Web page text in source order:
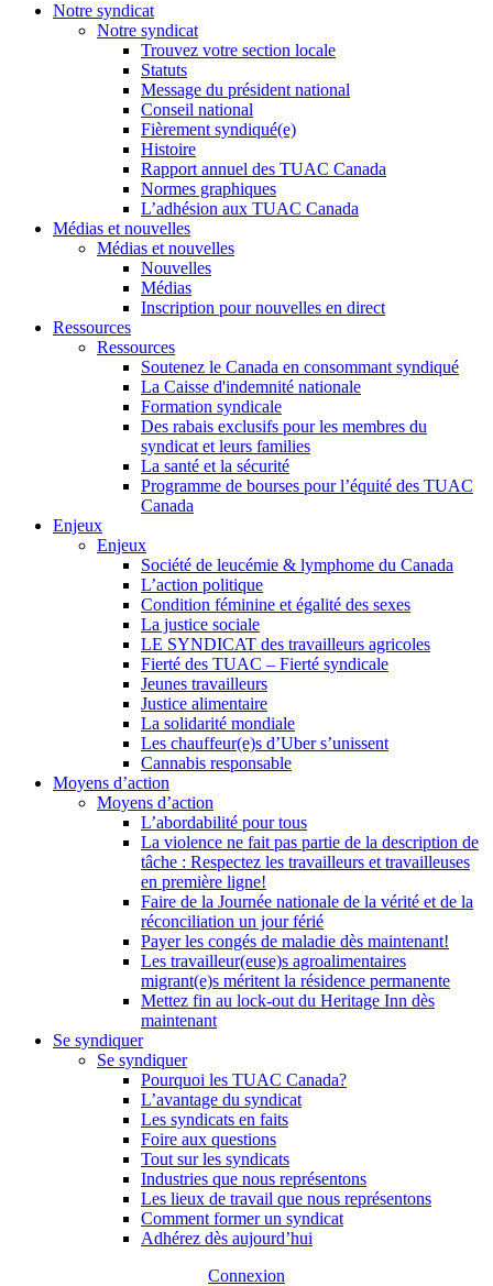
Notre syndicat
Notre syndicat
Trouvez votre section locale
Statuts
Message du président national
Conseil national
Fièrement syndiqué(e)
Histoire
Rapport annuel des TUAC Canada
Normes graphiques
L’adhésion aux TUAC Canada
Médias et nouvelles
Médias et nouvelles
Nouvelles
Médias
Inscription pour nouvelles en direct
Ressources
Ressources
Soutenez le Canada en consommant syndiqué
La Caisse d'indemnité nationale
Formation syndicale
Des rabais exclusifs pour les membres du
syndicat et leurs families
La santé et la sécurité
Programme de bourses pour l’équité des TUAC
Canada
Enjeux
Enjeux
Société de leucémie & lymphome du Canada
L’action politique
Condition féminine et égalité des sexes
La justice sociale
LE SYNDICAT des travailleurs agricoles
Fierté des TUAC – Fierté syndicale
Jeunes travailleurs
Justice alimentaire
La solidarité mondiale
Les chauffeur(e)s d’Uber s’unissent
Cannabis responsable
Moyens d’action
Moyens d’action
L’abordabilité pour tous
La violence ne fait pas partie de la description de
tâche : Respectez les travailleurs et travailleuses
en première ligne!
Faire de la Journée nationale de la vérité et de la
réconciliation un jour férié
Payer les congés de maladie dès maintenant!
Les travailleur(euse)s agroalimentaires
migrant(e)s méritent la résidence permanente
Mettez fin au lock-out du Heritage Inn dès
maintenant
Se syndiquer
Se syndiquer
Pourquoi les TUAC Canada?
L’avantage du syndicat
Les syndicats en faits
Foire aux questions
Tout sur les syndicats
Industries que nous représentons
Les lieux de travail que nous représentons
Comment former un syndicat
Adhérez dès aujourd’hui
Connexion